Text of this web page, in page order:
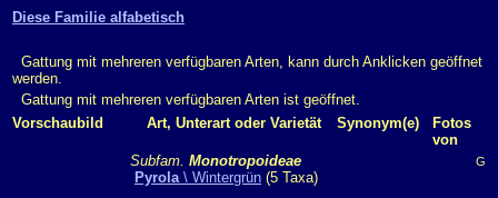
Diese Familie alfabetisch
Gattung mit mehreren verfügbaren Arten, kann durch Anklicken geöffnet
werden.
Gattung mit mehreren verfügbaren Arten ist geöffnet.
Vorschaubild
Art, Unterart oder Varietät Synonym(e)
Fotos
von
Subfam. Monotropoideae
Pyrola\ Wintergrün (5 Taxa)
G